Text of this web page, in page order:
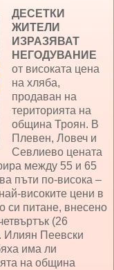
ДЕСЕТКИ
ЖИТЕЛИ
ИЗРАЗЯВАТ
НЕГОДУВАНИЕ
от високата цена
на хляба,
продаван на
територията на
община Троян. В
Плевен, Ловеч и
Севлиево цената
между 55 и 65
пъти по-висока –
високите цени в
си питане, внесено
(26
Илиян Пеевски
има ли
на община